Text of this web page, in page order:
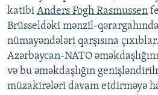
katibi Anders Fogh Rasmussen
Brüsseldəki mənzil-
nümayəndələri qarşısına
Azərbaycan-NATO
və bu əməkdaşlığın
müzakirələri davam etdirməyə